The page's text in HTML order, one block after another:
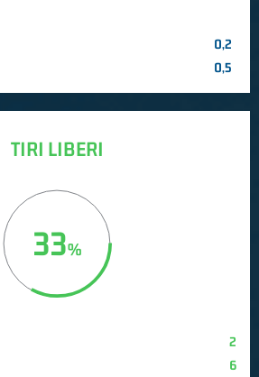
0,2
0,5
TIRI LIBERI
33
2
6